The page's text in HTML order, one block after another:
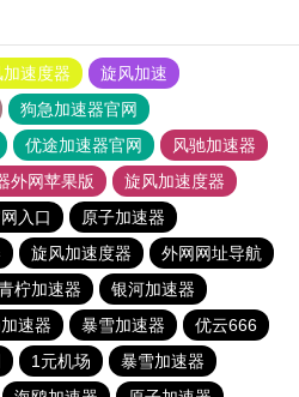
速度器
旋风加速
狗急加速器官网
优途加速器官网
风驰加速器
外网苹果版
旋风加速度器
入口
原子加速器
旋风加速度器
外网网址导航
柠加速器
银河加速器
速器 暴雪加速器
优云666
1元机场
暴雪加速器